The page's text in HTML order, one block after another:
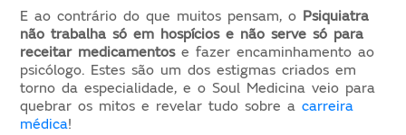
E ao contrário do que muitos pensam, o Psiquiatra
não trabalha só em hospícios e não serve só para
receitar medicamentose fazer encaminhamento ao
psicólogo. Estes são um dos estigmas criados em
torno da especialidade, e o Soul Medicina veio para
quebrar os mitos e revelar tudo sobre acarreira
médica!